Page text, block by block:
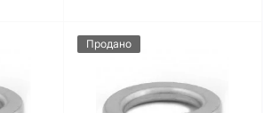
Продано